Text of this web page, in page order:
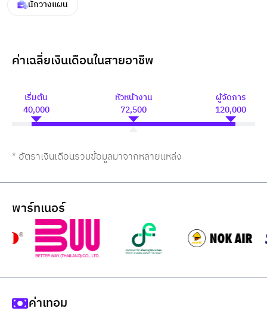
นักวางแผน
ค่าเฉลี่ยเงินเดือนในสายอาชีพ
เริ่มต้น
40,000
หัวหน้างาน
72,500
ผู้จัดการ
120,000
* อัตราเงินเดือนรวมข้อมูลมาจากหลายแหล่ง
พาร์ทเนอร์
ค่าเทอม